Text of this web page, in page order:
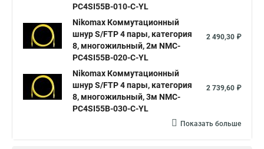
PC4SI55B-010-C-YL
Nikomax Коммутационный
шнур S/FTP 4 пары, категория
8, многожильный, 2м NMC-
PC4SI55B-020-C-YL
2 490,30 ₽
Nikomax Коммутационный
шнур S/FTP 4 пары, категория
8, многожильный, 3м NMC-
PC4SI55B-030-C-YL
2 739,60 ₽
Показать больше